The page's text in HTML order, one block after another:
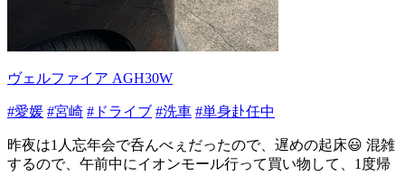
ヴェルファイア AGH30W
#愛媛 #宮崎 #ドライブ #洗車 #単身赴任中
昨夜は1人忘年会で呑んべぇだったので、遅めの起床😃 混雑
するので、午前中にイオンモール行って買い物して、1度帰